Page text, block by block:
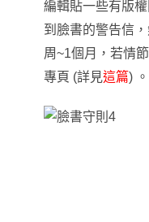
編輯貼一些有版
到臉書的警告信
周~1個月，若情
專頁 (詳見這篇) 。